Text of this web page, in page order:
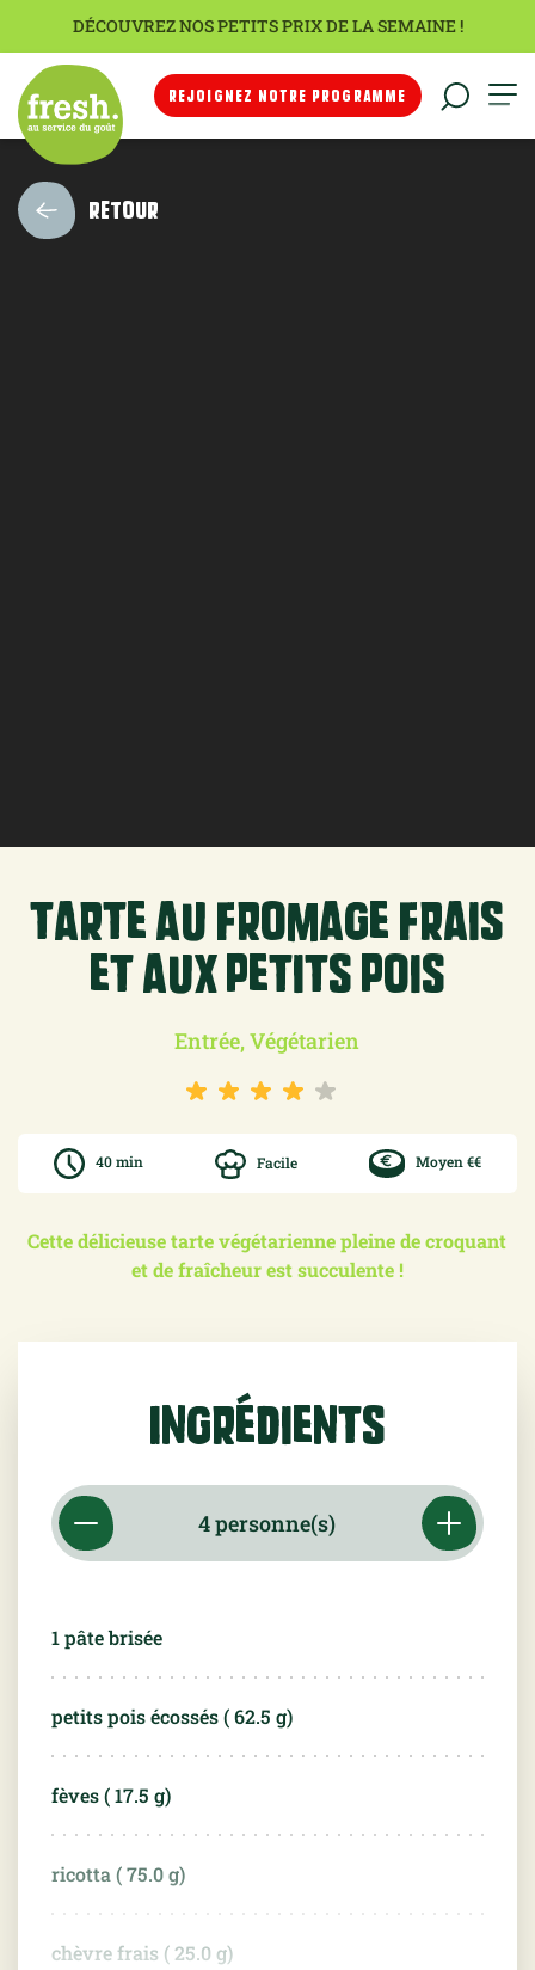
DÉCOUVREZ NOS PETITS PRIX DE LA SEMAINE !
REJOIGNEZ NOTRE PROGRAMME
RETOUR
tarte au fromage frais
et aux petits pois
Entrée, Végétarien
40 min Facile Moyen €€
Cette délicieuse tarte végétarienne pleine de croquant
et de fraîcheur est succulente !
Ingrédients
1 pâte brisée
petits pois écossés (62.5 g)
fèves (17.5 g)
ricotta (75.0g)
chèvre frais (25.0 g)